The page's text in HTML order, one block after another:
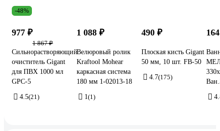
-48%
977 ₽
1 867 ₽
Сильнорастворяющий
очиститель Gigant
для ПВХ 1000 мл
GPC-5
4.5(21)
1 088 ₽
Велюровый ролик
Kraftool Mohear
каркасная система
180 мм 1-02013-18
1 (1)
490 ₽
Плоская кисть Gigant
50 мм, 10 шт. FB-50
4.7(175)